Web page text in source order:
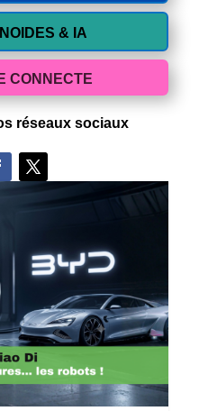
& IA
CONNECTE
réseaux sociaux